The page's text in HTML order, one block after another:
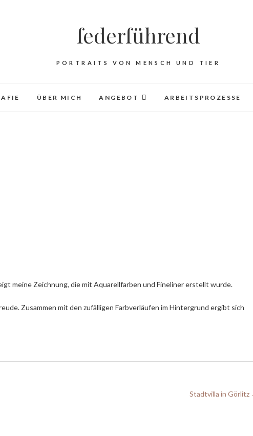
federführend
PORTRAITS VON MENSCH UND TIER
ÜBER MICH ANGEBOT ARBEITSPROZESSE
meine Zeichnung, die mit Aquarellfarben und Fineliner erstellt wurde.
Zusammen mit den zufälligen Farbverläufen im Hintergrund ergibt sich
Stadtvilla in Görlitz